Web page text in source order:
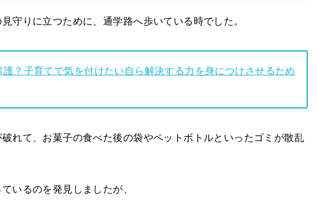
守りに立つために、通学路へ歩いている時でした。
護？子育てで気を付けたい自ら解決する力を身につけさせるため
れて、お菓子の食べた後の袋やペットボトルといったゴミが散乱
いるのを発見しましたが、